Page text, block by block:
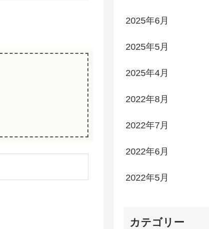
2025年6月
2025年5月
2025年4月
2022年8月
2022年7月
2022年6月
2022年5月
カテゴリー